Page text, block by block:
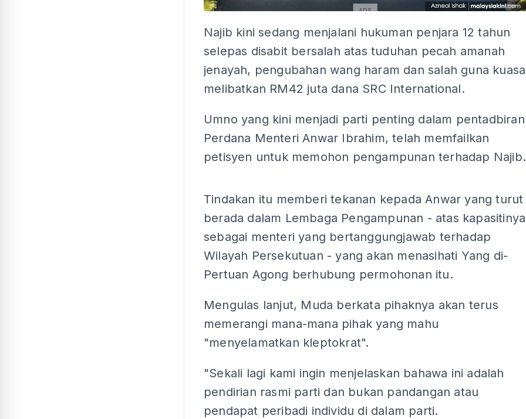
ADS
Najib kini sedang menjalani hukuman penjara 12 tahun
selepas disabit bersalah atas tuduhan pecah amanah
jenayah, pengubahan wang haram dan salah guna kuasa
melibatkan RM42 juta dana SRC International.
Umno yang kini menjadi parti penting dalam pentadbiran
Perdana Menteri Anwar Ibrahim, telah memfailkan
petisyen untuk memohon pengampunan terhadap Najib.
Tindakan itu memberi tekanan kepada Anwar yang turut
berada dalam Lembaga Pengampunan - atas kapasitinya
sebagai menteri yang bertanggungjawab terhadap
Wilayah Persekutuan - yang akan menasihati Yang di-
Pertuan Agong berhubung permohonan itu.
Mengulas lanjut, Muda berkata pihaknya akan terus
memerangi mana-mana pihak yang mahu
"menyelamatkan kleptokrat".
"Sekali lagi kami ingin menjelaskan bahawa ini adalah
pendirian rasmi parti dan bukan pandangan atau
pendapat peribadi individu di dalam parti.